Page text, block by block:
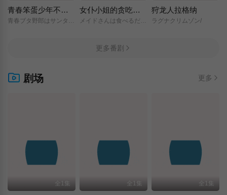
青春笨蛋少年不做圣诞服女郎的梦 女仆小姐的贪吃日常
メイドさんは食べるだけ/
狩龙人拉格纳
ラグナクリムゾン/
更多番剧
剧场 更多
全1集 全1集 全1集